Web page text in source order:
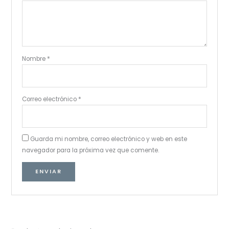
Nombre *
Correo electrónico *
Guarda mi nombre, correo electrónico y web en este
navegador para la próxima vez que comente.